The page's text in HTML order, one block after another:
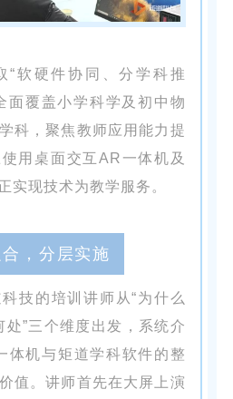
“软硬件协同、分学科推
面覆盖小学科学及初中物
科，聚焦教师应用能力提
用桌面交互AR一体机及
实现技术为教学服务。
，分层实施
技的培训讲师从“为什么
处”三个维度出发，系统介
体机与矩道学科软件的整
值。讲师首先在大屏上演